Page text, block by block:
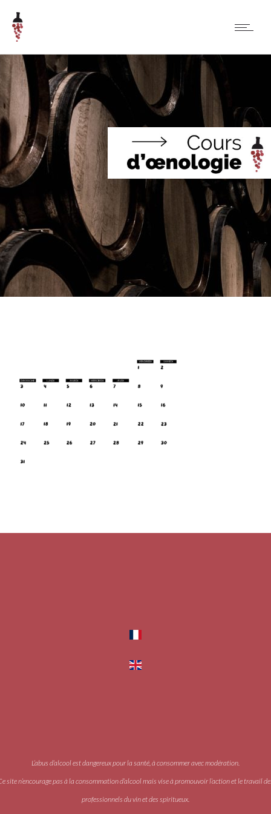
L’abus d’alcool est dangereux pour la santé, à consommer avec modération.
site n’encourage pas à la consommation d’alcool mais vise à promouvoir l’action et le travail
professionnels du vin et des spiritueux.